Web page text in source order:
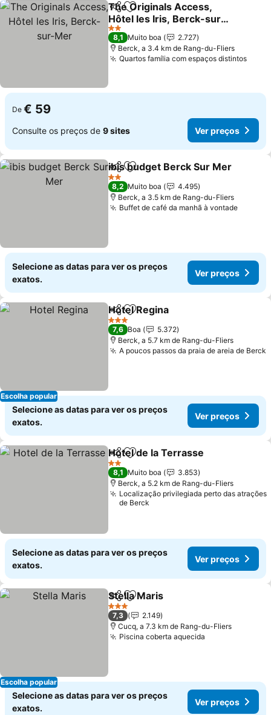
PartilharAdicionar aos favoritos
The Originals Access,
Hôtel les Iris, Berck-sur-
Mer
Ver preços
2 Estrelas
8,1 Muito boa
2.727
Berck, a 3.4 km de Rang-du-Fliers
Quartos família com espaços distintosVer
De € 59
Consulte os preços de 9 sites Ver preços
PartilharAdicionar aos favoritos
ibis budget Berck Sur Mer
2 Estrelas
8,2 Muito boa
4.495
Berck, a 3.5 km de Rang-du-Fliers
Buffet de café da manhã à vontadeVer
Selecione as datas para ver os preços
exatos.
Ver preços
Escolha popular
PartilharAdicionar aos favoritos
Hotel Regina
3 Estrelas
7,6 Boa
5.372
Berck, a 5.7 km de Rang-du-Fliers
A poucos passos da praia de areia de Berck
Selecione as datas para ver os preços
exatos.
Ver preços
PartilharAdicionar aos favoritos
Hotel de la Terrasse
2 Estrelas
8,1 Muito boa
3.853
Berck, a 5.2 km de Rang-du-Fliers
Localização privilegiada perto das atrações
de Berck
Selecione as datas para ver os preços
exatos.
Ver preços
Escolha popular
PartilharAdicionar aos favoritos
Stella Maris
3 Estrelas
7,3
2.149
Cucq, a 7.3 km de Rang-du-Fliers
Piscina coberta aquecida
Selecione as datas para ver os preços
exatos.
Ver preços